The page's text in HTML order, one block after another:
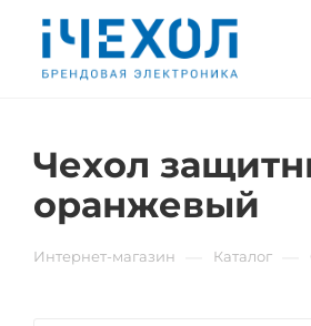
Чехол
оранжевый
Интернет-магазин Каталог